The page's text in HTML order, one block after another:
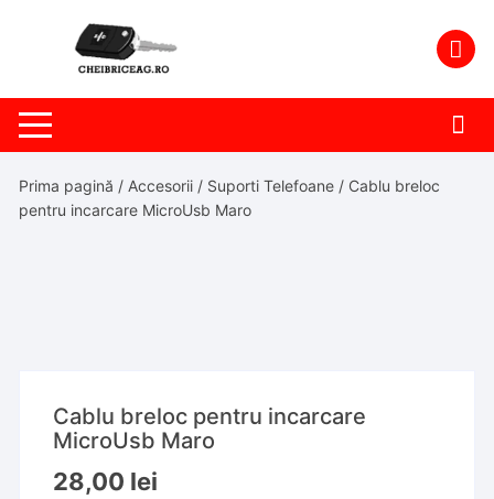
Prima pagină / Accesorii / Suporti Telefoane / Cablu breloc
pentru incarcare MicroUsb Maro
Cablu breloc pentru incarcare
MicroUsb Maro
28,00 lei